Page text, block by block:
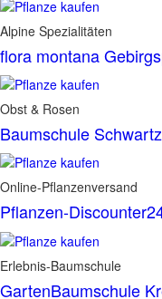
Alpine Spezialitäten
flora montana
Obst & Rosen
Baumschule Schwartz
Online-Pflanzenversand
Pflanzen-
Erlebnis-Baumschule
GartenBaumschule